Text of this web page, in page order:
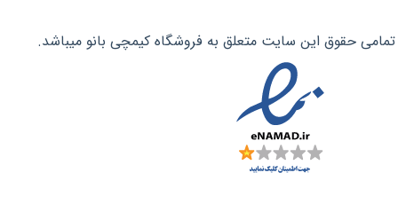
تمامی حقوق این سایت متعلق به فروشگاه کیمچی بانو میباشد.